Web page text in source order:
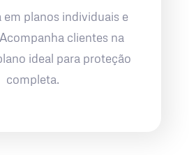
em planos individuais e
clientes na
ideal para proteção
completa.